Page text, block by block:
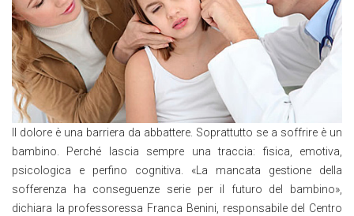
Il dolore è una barriera da abbattere. Soprattutto se a soffrire è un
bambino. Perché lascia sempre una traccia: fisica, emotiva,
psicologica e perfino cognitiva. «La mancata gestione della
sofferenza ha conseguenze serie per il futuro del bambino»,
dichiara la professoressa Franca Benini, responsabile del Centro